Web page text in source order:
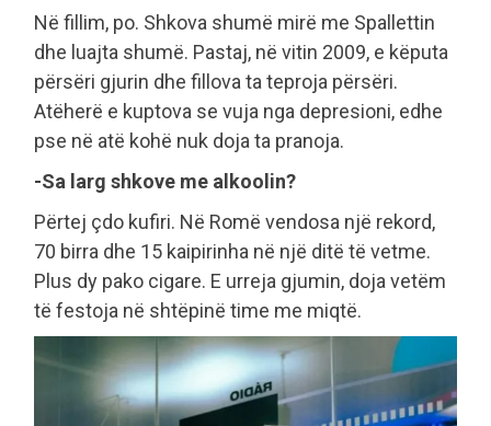
Në fillim, po. Shkova shumë mirë me Spallettin
dhe luajta shumë. Pastaj, në vitin 2009, e këputa
përsëri gjurin dhe fillova ta teproja përsëri.
Atëherë e kuptova se vuja nga depresioni, edhe
pse në atë kohë nuk doja ta pranoja.
-Sa larg shkove me alkoolin?
Përtej çdo kufiri. Në Romë vendosa një rekord,
70 birra dhe 15 kaipirinha në një ditë të vetme.
Plus dy pako cigare. E urreja gjumin, doja vetëm
të festoja në shtëpinë time me miqtë.